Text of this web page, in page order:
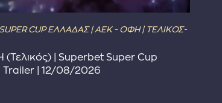
SUPER CUP ΕΛΛΑΔΑΣ | ΑΕΚ - ΟΦΗ | ΤΕΛΙΚΟΣ-
| Superbet Super Cup
Trailer | 12/08/2026